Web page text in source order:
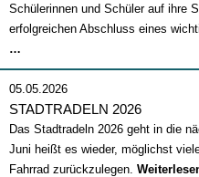
Schülerinnen und Schüler auf ihre
erfolgreichen Abschluss eines
…
2026
05.05.2026
STADTRADELN 2026
Das Stadtradeln 2026 geht in die
Juni heißt es wieder, möglichst
Fahrrad zurückzulegen.